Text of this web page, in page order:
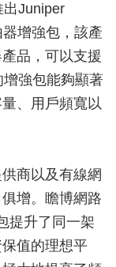
出Juniper
增強包，該產
品，可以支援
強包能夠顯著
、用戶頻寬以
商以及有線網
增。瞻博網路
提升了同一架
值的理想平